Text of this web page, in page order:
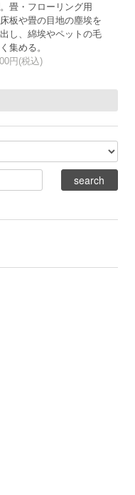
畳・フローリング用
板や畳の目地の塵埃を
し、綿埃やペットの毛
集める。
円(税込)